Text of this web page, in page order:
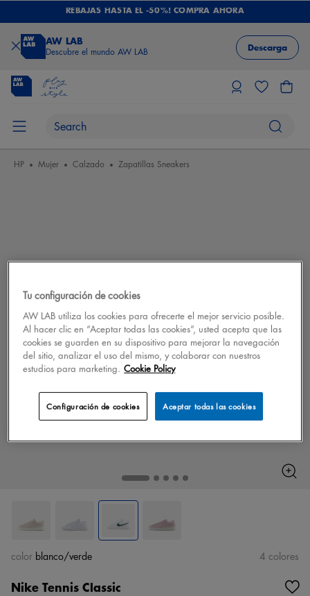
REBAJAS HASTA EL -50%! COMPRA AHORA
AW LAB
Descubre el mundo AW LAB Descarga
HP Mujer Calzado Zapatillas Sneakers
Nike Tennis Classic
color blanco/verde 4 colores
Tu configuración de cookies
AW LAB utiliza los cookies para ofrecerte el mejor servicio posible.
Al hacer clic en “Aceptar todas las cookies”, usted acepta que las
cookies se guarden en su dispositivo para mejorar la navegación
del sitio, analizar el uso del mismo, y colaborar con nuestros
estudios para marketing. Cookie Policy
Aceptar todas las cookies
Configuración de cookies